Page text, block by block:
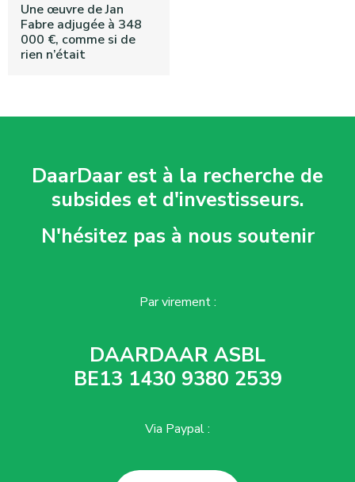
Une œuvre de Jan
Fabre adjugée à 348
000 €, comme si de
rien n’était
DaarDaar est à la recherche de
subsides et d'investisseurs.
N'hésitez pas à nous soutenir
Par virement :
DAARDAAR ASBL
BE13 1430 9380 2539
Via Paypal :